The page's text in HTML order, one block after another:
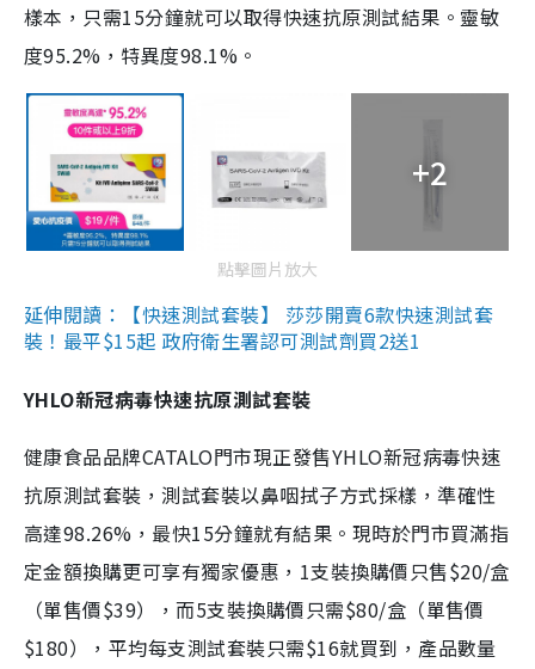
樣本，只需15分鐘就可以取得快速抗原測試結果。靈敏
度95.2%，特異度98.1%。
+2
點擊圖片放大
延伸閱讀：【快速測試套裝】 莎莎開賣6款快速測試套
裝！最平$15起 政府衛生署認可測試劑買2送1
YHLO新冠病毒快速抗原測試套裝
健康食品品牌CATALO門市現正發售YHLO新冠病毒快速
抗原測試套裝，測試套裝以鼻咽拭子方式採樣，準確性
高達98.26%，最快15分鐘就有結果。現時於門市買滿指
定金額換購更可享有獨家優惠，1支裝換購價只售$20/盒
（單售價$39），而5支裝換購價只需$80/盒（單售價
$180），平均每支測試套裝只需$16就買到，產品數量